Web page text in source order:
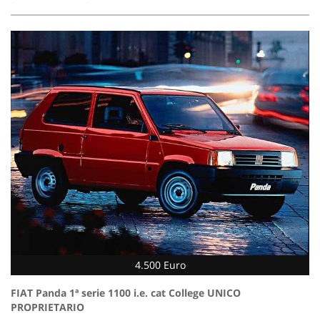
4.500 Euro
FIAT Panda 1ª serie 1100 i.e. cat College UNICO
PROPRIETARIO